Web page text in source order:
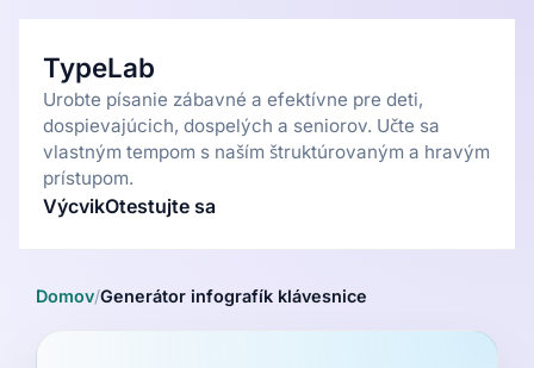
TypeLab
Urobte písanie zábavné a efektívne pre deti,
dospievajúcich, dospelých a seniorov. Učte sa
vlastným tempom s naším štruktúrovaným a hravým
prístupom.
VýcvikOtestujte sa
Domov/Generátor infografík klávesnice